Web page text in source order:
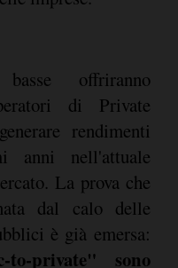
offriranno
di Private
rendimenti
anni nell'attuale
La prova che
dal calo delle
è già emersa:
private" sono